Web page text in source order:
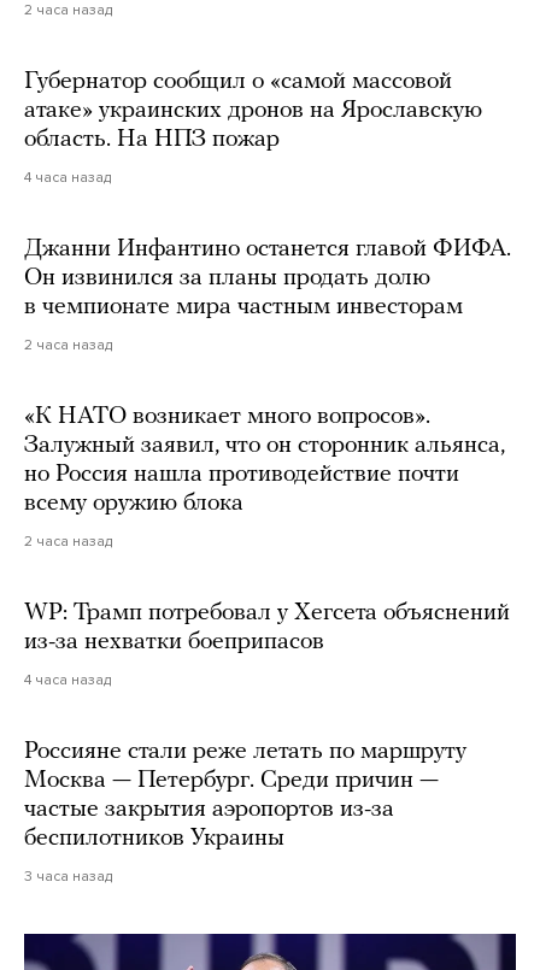
2 часа назад
Губернатор сообщил о «самой массовой
атаке» украинских дронов на Ярославскую
область. На НПЗ пожар
4 часа назад
Джанни Инфантино останется главой ФИФА.
Он извинился за планы продать долю
в чемпионате мира частным инвесторам
2 часа назад
«К НАТО возникает много вопросов».
Залужный заявил, что он сторонник альянса,
но Россия нашла противодействие почти
всему оружию блока
2 часа назад
WP: Трамп потребовал у Хегсета объяснений
из-за нехватки боеприпасов
4 часа назад
Россияне стали реже летать по маршруту
Москва — Петербург. Среди причин —
частые закрытия аэропортов из-за
беспилотников Украины
3 часа назад